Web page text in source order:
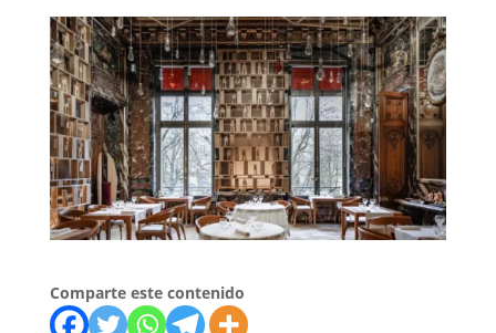
Comparte este contenido